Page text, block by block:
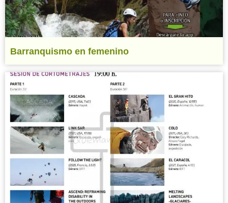
Barranquismo en femenino